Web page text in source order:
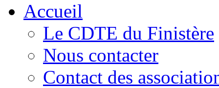
Accueil
Le CDTE du Finistère
Nous contacter
Contact des